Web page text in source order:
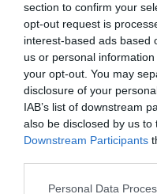
section to confirm your
opt-out request is
interest-based ads based
us or personal
your opt-out. You may
disclosure of your
IAB’s list of downstream
also be disclosed by us to
Downstream Participants
Please note that this
Personal Data
KAPCSOLÓDÓ